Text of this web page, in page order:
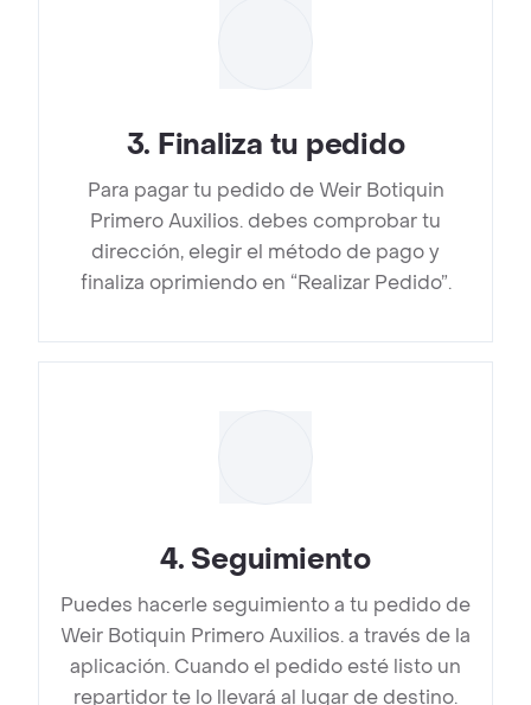
3. Finaliza tu pedido
Para pagar tu pedido de Weir Botiquin
Primero Auxilios. debes comprobar tu
dirección, elegir el método de pago y
finaliza oprimiendo en “Realizar Pedido”.
4. Seguimiento
Puedes hacerle seguimiento a tu pedido de
Weir Botiquin Primero Auxilios. a través de la
aplicación. Cuando el pedido esté listo un
repartidor te lo llevará al lugar de destino.